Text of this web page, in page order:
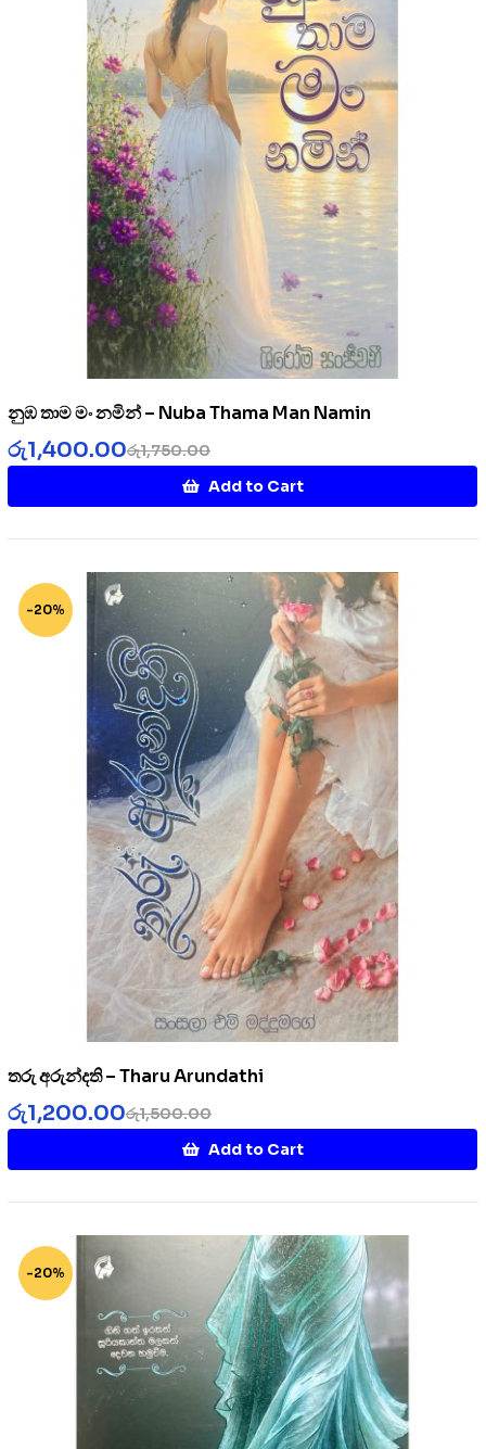
නුඹ තාම මං නමින් – Nuba Thama Man Namin
රු1,750.00
රු1,400.00
Add to Cart
-20%
තරු අරුන්දති – Tharu Arundathi
රු1,500.00
රු1,200.00
Add to Cart
-20%